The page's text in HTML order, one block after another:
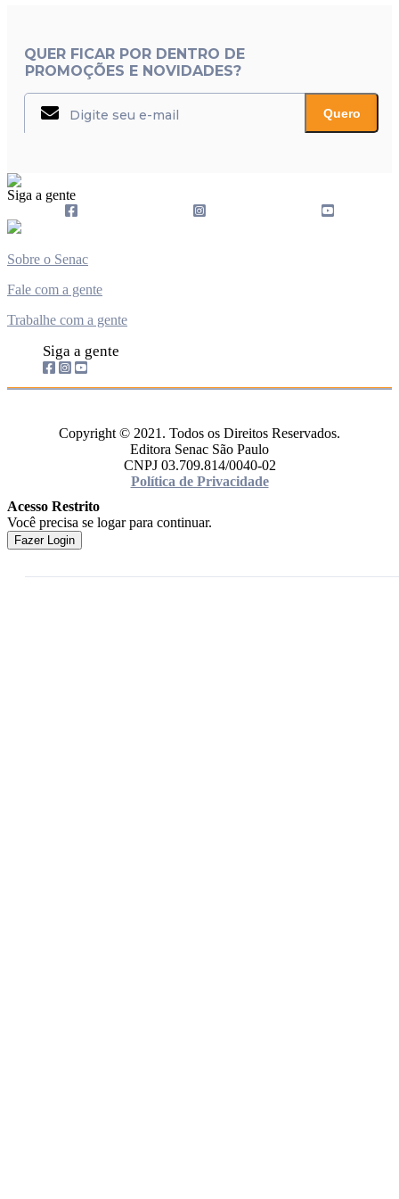
QUER FICAR POR DENTRO DE
PROMOÇÕES E NOVIDADES?
Quero
Siga a gente
Sobre o Senac
Fale com a gente
Trabalhe com a gente
Siga a gente
Copyright © 2021. Todos os Direitos Reservados.
Editora Senac São Paulo
CNPJ 03.709.814/0040-02
Política de Privacidade
Acesso Restrito
Você precisa se logar para continuar.
Fazer Login